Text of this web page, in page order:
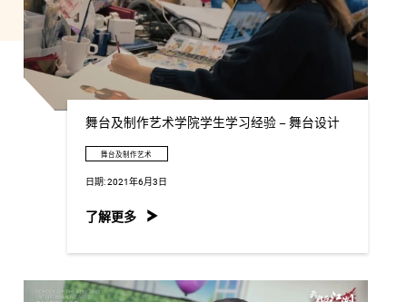
舞台及制作艺术学院学生学习经验 – 舞台设计
舞台及制作艺术
日期:2021年6月3日
了解更多